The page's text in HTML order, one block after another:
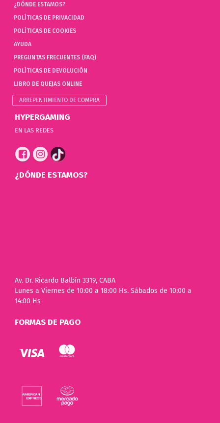
¿DÓNDE ESTAMOS?
POLÍTICAS DE PRIVACIDAD
POLÍTICAS DE COOKIES
AYUDA
PREGUNTAS FRECUENTES (FAQ)
POLÍTICAS DE DEVOLUCIÓN
LIBRO DE QUEJAS ONLINE
ARREPENTIMIENTO DE COMPRA
HYPERGAMING
EN LAS REDES
¿DÓNDE ESTAMOS?
Av. Dr. Ricardo Balbín 3319, CABA
Lunes a Viernes de 10:00 a 18:00 Hs. Sábados de 10:00 a
14:00 Hs
FORMAS DE PAGO